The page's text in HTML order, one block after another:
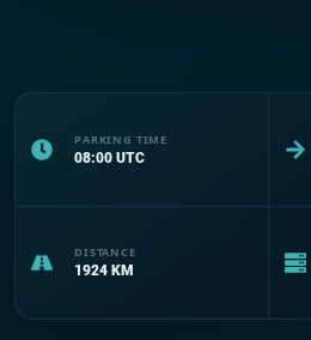
PARKING TIME
08:00 UTC
DISTANCE
1924 KM